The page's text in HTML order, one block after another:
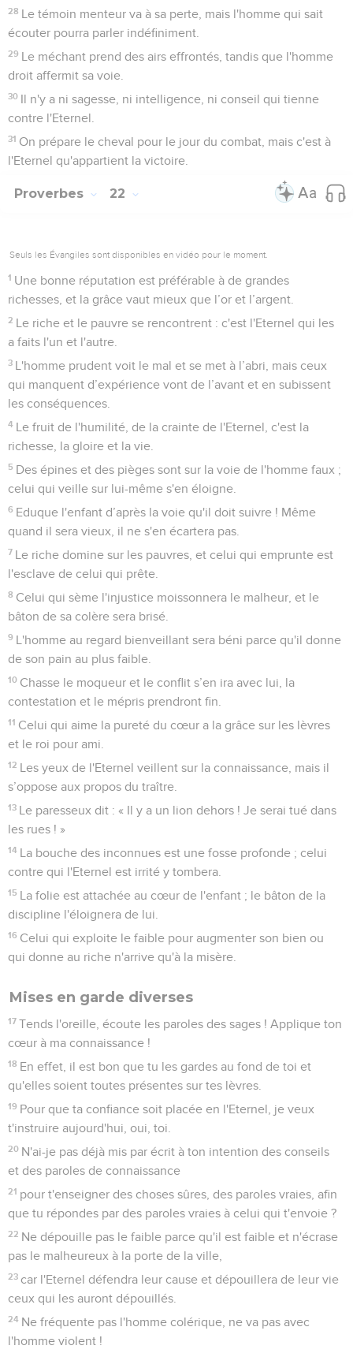
28 Le témoin menteur va à sa perte, mais l'homme qui sait
écouter pourra parler indéfiniment.
29 Le méchant prend des airs effrontés, tandis que l'homme
droit affermit sa voie.
30 Il n'y a ni sagesse, ni intelligence, ni conseil qui tienne
contre l'Eternel.
31 On prépare le cheval pour le jour du combat, mais c'est à
l'Eternel qu'appartient la victoire.
Proverbes 22
Seuls les Évangiles sont disponibles en vidéo pour le moment.
1 Une bonne réputation est préférable à de grandes
richesses, et la grâce vaut mieux que l’or et l’argent.
2 Le riche et le pauvre se rencontrent : c'est l'Eternel qui les
a faits l'un et l'autre.
3 L'homme prudent voit le mal et se met à l’abri, mais ceux
qui manquent d’expérience vont de l’avant et en subissent
les conséquences.
4 Le fruit de l'humilité, de la crainte de l'Eternel, c'est la
richesse, la gloire et la vie.
5 Des épines et des pièges sont sur la voie de l'homme faux ;
celui qui veille sur lui-même s'en éloigne.
6 Eduque l'enfant d’après la voie qu'il doit suivre ! Même
quand il sera vieux, il ne s'en écartera pas.
7 Le riche domine sur les pauvres, et celui qui emprunte est
l'esclave de celui qui prête.
8 Celui qui sème l'injustice moissonnera le malheur, et le
bâton de sa colère sera brisé.
9 L'homme au regard bienveillant sera béni parce qu'il donne
de son pain au plus faible.
10 Chasse le moqueur et le conflit s’en ira avec lui, la
contestation et le mépris prendront fin.
11 Celui qui aime la pureté du cœur a la grâce sur les lèvres
et le roi pour ami.
12 Les yeux de l'Eternel veillent sur la connaissance, mais il
s’oppose aux propos du traître.
13 Le paresseux dit : « Il y a un lion dehors ! Je serai tué dans
les rues ! »
14 La bouche des inconnues est une fosse profonde ; celui
contre qui l'Eternel est irrité y tombera.
15 La folie est attachée au cœur de l'enfant ; le bâton de la
discipline l'éloignera de lui.
16 Celui qui exploite le faible pour augmenter son bien ou
qui donne au riche n'arrive qu'à la misère.
Mises en garde diverses
17 Tends l'oreille, écoute les paroles des sages ! Applique ton
cœur à ma connaissance !
18 En effet, il est bon que tu les gardes au fond de toi et
qu'elles soient toutes présentes sur tes lèvres.
19 Pour que ta confiance soit placée en l'Eternel, je veux
t'instruire aujourd'hui, oui, toi.
20 N'ai-je pas déjà mis par écrit à ton intention des conseils
et des paroles de connaissance
21 pour t'enseigner des choses sûres, des paroles vraies, afin
que tu répondes par des paroles vraies à celui qui t'envoie ?
22 Ne dépouille pas le faible parce qu'il est faible et n'écrase
pas le malheureux à la porte de la ville,
23 car l'Eternel défendra leur cause et dépouillera de leur vie
ceux qui les auront dépouillés.
24 Ne fréquente pas l'homme colérique, ne va pas avec
l'homme violent !